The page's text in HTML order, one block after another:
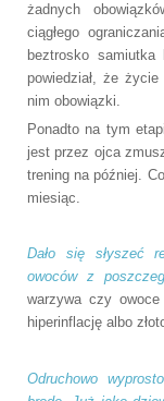
żadnych
ciągłego
beztrosko
powiedział, że
nim obowiązki.
Ponadto na tym
jest przez ojca
trening na później.
miesiąc.
Dało się słyszeć
owoców z
warzywa czy
hiperinflację albo
Odruchowo